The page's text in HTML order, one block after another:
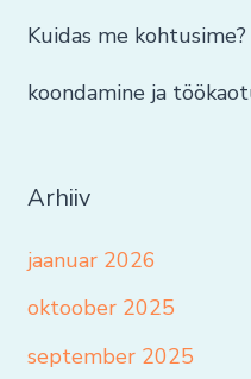
Kuidas me kohtusime?
koondamine ja
Arhiiv
jaanuar 2026
oktoober 2025
september 2025